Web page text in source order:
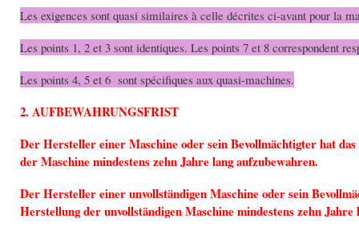
Les exigences sont quasi similaires à celle décrites ci-avant pour la
Les points 1, 2 et 3 sont identiques. Les points 7 et 8 correspondent
Les points 4, 5 et 6 sont spécifiques aux quasi-machines.
2. AUFBEWAHRUNGSFRIST
Der Hersteller einer Maschine oder sein Bevollmächtigter hat
der Maschine mindestens zehn Jahre lang aufzubewahren.
Der Hersteller einer unvollständigen Maschine oder sein
Herstellung der unvollständigen Maschine mindestens zehn Jahre